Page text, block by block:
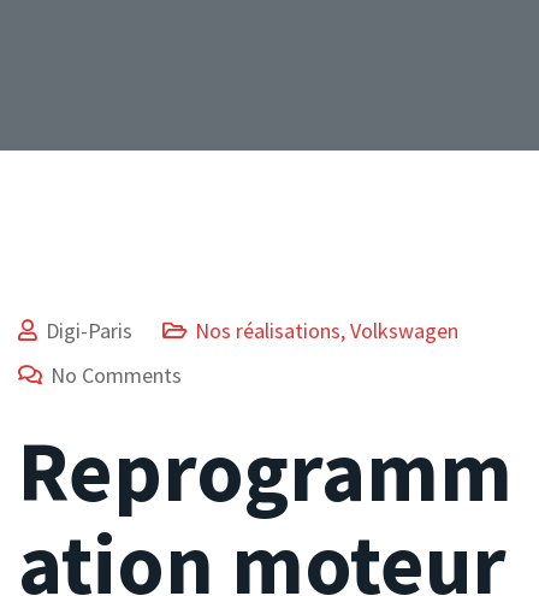
Digi-Paris Nos réalisations,Volkswagen
No Comments
Reprogramm
ation moteur